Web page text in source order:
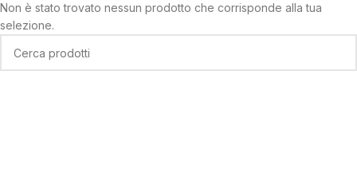
Non è stato trovato nessun prodotto che corrisponde alla tua
selezione.